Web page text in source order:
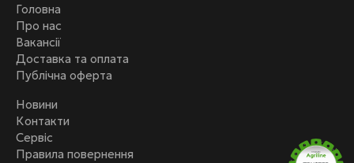
Головна
Про нас
Вакансії
Доставка та оплата
Публічна оферта
Новини
Контакти
Сервіс
Правила повернення